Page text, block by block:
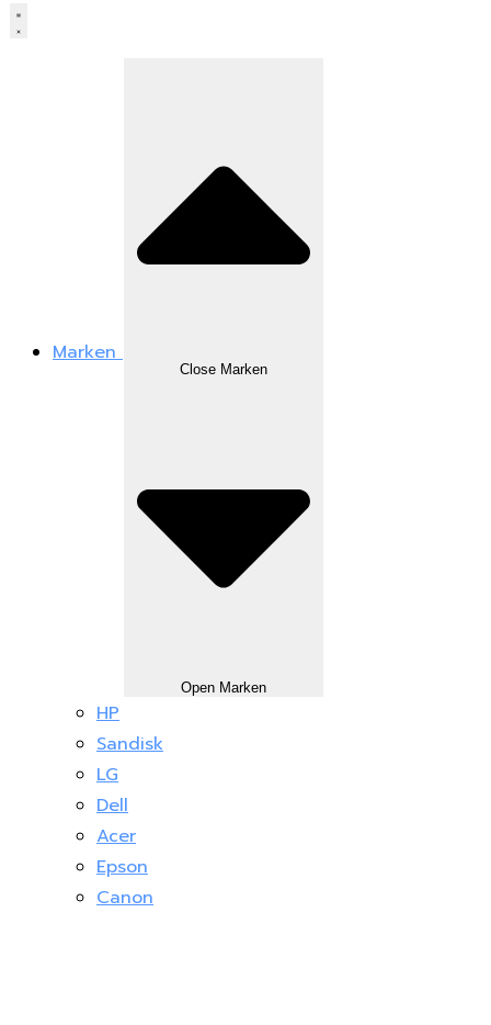
Marken
Close Marken
Open Marken
HP
Sandisk
LG
Dell
Acer
Epson
Canon